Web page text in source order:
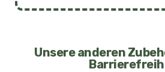
Unsere anderen